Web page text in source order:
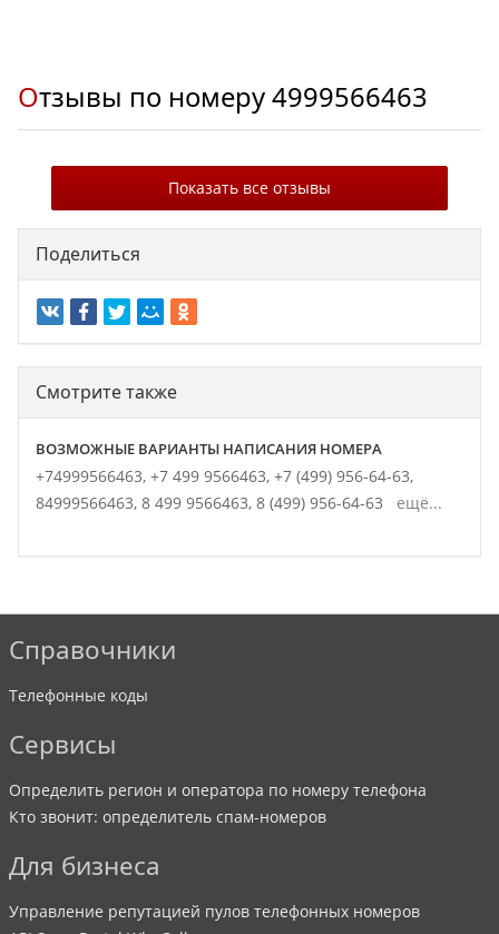
Отзывы по номеру4999566463
Показать все отзывы
Поделиться
Смотрите также
ВОЗМОЖНЫЕ ВАРИАНТЫ НАПИСАНИЯ НОМЕРА
+74999566463, +7 499 9566463, +7 (499) 956-64-63,
84999566463, 8 499 9566463, 8 (499) 956-64-63 ещё...
Справочники
Телефонные коды
Сервисы
Определить регион и оператора по номеру телефона
Кто звонит: определитель спам-номеров
Для бизнеса
Управление репутацией пулов телефонных номеров